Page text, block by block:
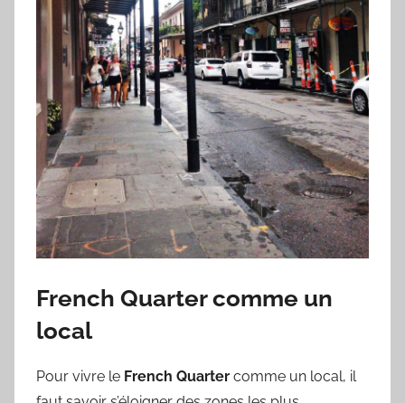
French Quarter comme un
local
Pour vivre le French Quarter comme un local, il